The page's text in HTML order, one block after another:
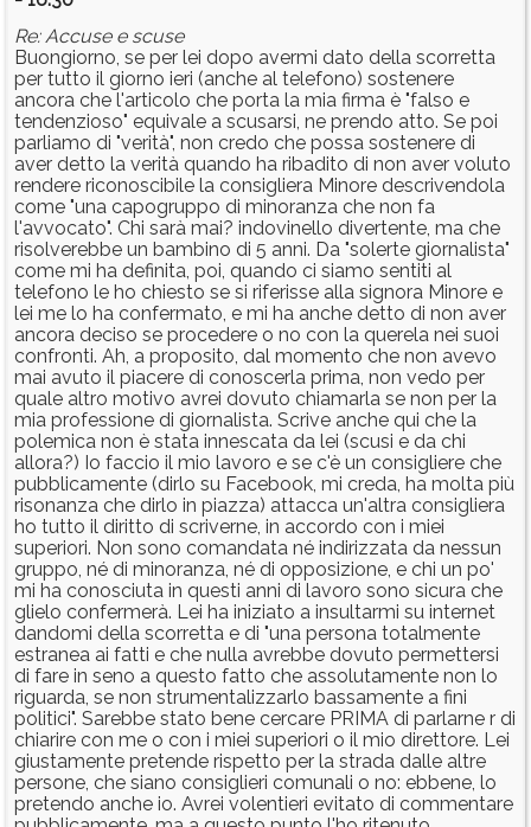
Re: Accuse e scuse
Buongiorno, se per lei dopo avermi dato della scorretta
per tutto il giorno ieri (anche al telefono) sostenere
ancora che l'articolo che porta la mia firma è "falso e
tendenzioso" equivale a scusarsi, ne prendo atto. Se poi
parliamo di "verità", non credo che possa sostenere di
aver detto la verità quando ha ribadito di non aver voluto
rendere riconoscibile la consigliera Minore descrivendola
come "una capogruppo di minoranza che non fa
l'avvocato". Chi sarà mai? indovinello divertente, ma che
risolverebbe un bambino di 5 anni. Da "solerte giornalista"
come mi ha definita, poi, quando ci siamo sentiti al
telefono le ho chiesto se si riferisse alla signora Minore e
lei me lo ha confermato, e mi ha anche detto di non aver
ancora deciso se procedere o no con la querela nei suoi
confronti. Ah, a proposito, dal momento che non avevo
mai avuto il piacere di conoscerla prima, non vedo per
quale altro motivo avrei dovuto chiamarla se non per la
mia professione di giornalista. Scrive anche qui che la
polemica non è stata innescata da lei (scusi e da chi
allora?) Io faccio il mio lavoro e se c'è un consigliere che
pubblicamente (dirlo su Facebook, mi creda, ha molta più
risonanza che dirlo in piazza) attacca un'altra consigliera
ho tutto il diritto di scriverne, in accordo con i miei
superiori. Non sono comandata né indirizzata da nessun
gruppo, né di minoranza, né di opposizione, e chi un po'
mi ha conosciuta in questi anni di lavoro sono sicura che
glielo confermerà. Lei ha iniziato a insultarmi su internet
dandomi della scorretta e di "una persona totalmente
estranea ai fatti e che nulla avrebbe dovuto permettersi
di fare in seno a questo fatto che assolutamente non lo
riguarda, se non strumentalizzarlo bassamente a fini
politici". Sarebbe stato bene cercare PRIMA di parlarne r di
chiarire con me o con i miei superiori o il mio direttore. Lei
giustamente pretende rispetto per la strada dalle altre
persone, che siano consiglieri comunali o no: ebbene, lo
pretendo anche io. Avrei volentieri evitato di commentare